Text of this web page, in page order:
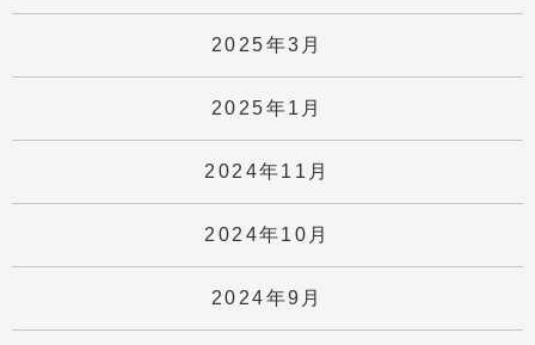
2025年3月
2025年1月
2024年11月
2024年10月
2024年9月